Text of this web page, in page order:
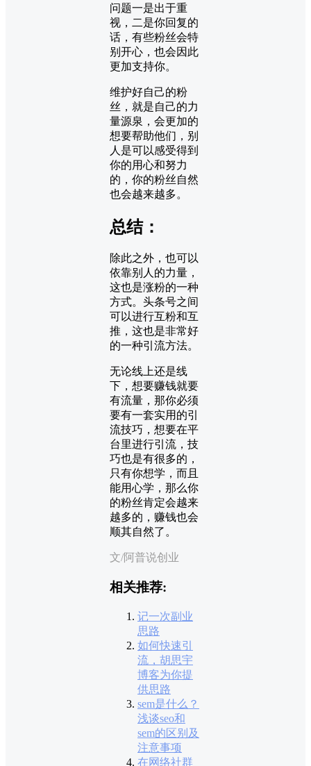
问题一是出于重
视，二是你回复的
话，有些粉丝会特
别开心，也会因此
更加支持你。
维护好自己的粉
丝，就是自己的力
量源泉，会更加的
想要帮助他们，别
人是可以感受得到
你的用心和努力
的，你的粉丝自然
也会越来越多。
总结：
除此之外，也可以
依靠别人的力量，
这也是涨粉的一种
方式。头条号之间
可以进行互粉和互
推，这也是非常好
的一种引流方法。
无论线上还是线
下，想要赚钱就要
有流量，那你必须
要有一套实用的引
流技巧，想要在平
台里进行引流，技
巧也是有很多的，
只有你想学，而且
能用心学，那么你
的粉丝肯定会越来
越多的，赚钱也会
顺其自然了。
文/阿普说创业
相关推荐:
记一次副业
思路
如何快速引
流，胡思宇
博客为你提
供思路
sem是什么？
浅谈seo和
sem的区别及
注意事项
在网络社群